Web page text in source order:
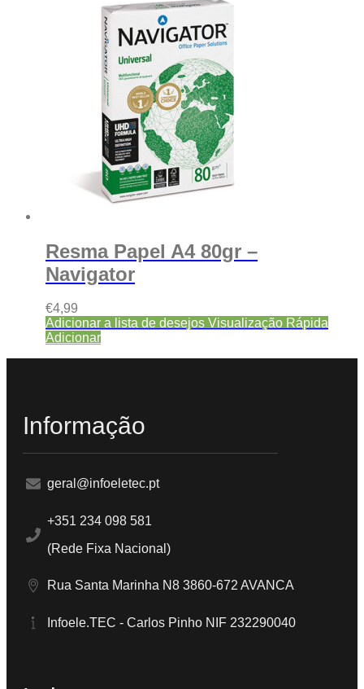
Resma Papel A4 80gr –
Navigator
€4,99
Adicionar a lista de desejos Visualização Rápida
Adicionar
Informação
geral@infoeletec.pt
+351 234 098 581
(Rede Fixa Nacional)
Rua Santa Marinha N8 3860-672 AVANCA
Infoele.TEC - Carlos Pinho NIF 232290040